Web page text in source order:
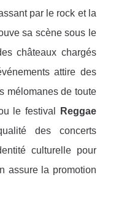
par le rock et la
sa scène sous le
châteaux chargés
attire des
mélomanes de toute
le festival
Reggae
des concerts
culturelle pour
assure la promotion